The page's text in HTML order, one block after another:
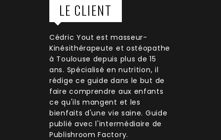
LE CLIENT
Cédric Yout est masseur-
Kinésithérapeute et ostéopathe
à Toulouse depuis plus de 15
ans. Spécialisé en nutrition, il
rédige ce guide dans le but de
faire comprendre aux enfants
ce qu'ils mangent et les
bienfaits d'une vie saine. Guide
publié avec l'intermédiaire de
Publishroom Factory.